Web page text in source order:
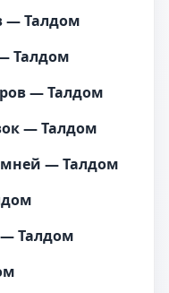
— Талдом
Талдом
— Талдом
— Талдом
— Талдом
Талдом